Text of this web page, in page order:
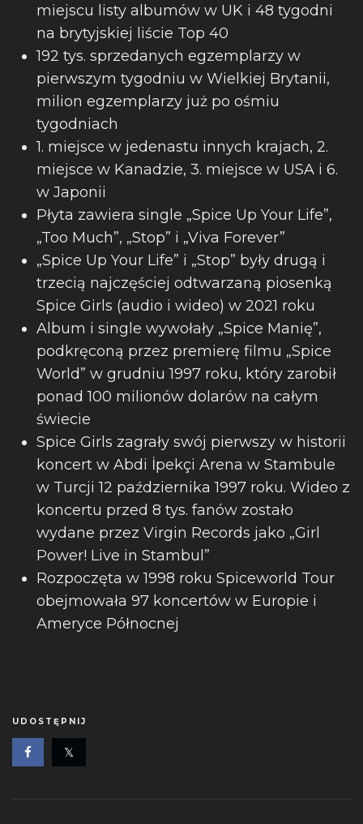
miejscu listy albumów w UK i 48 tygodni
na brytyjskiej liście Top 40
192 tys. sprzedanych egzemplarzy w
pierwszym tygodniu w Wielkiej Brytanii,
milion egzemplarzy już po ośmiu
tygodniach
1. miejsce w jedenastu innych krajach, 2.
miejsce w Kanadzie, 3. miejsce w USA i 6.
w Japonii
Płyta zawiera single „Spice Up Your Life”,
„Too Much”, „Stop” i „Viva Forever”
„Spice Up Your Life” i „Stop” były drugą i
trzecią najczęściej odtwarzaną piosenką
Spice Girls (audio i wideo) w 2021 roku
Album i single wywołały „Spice Manię”,
podkręconą przez premierę filmu „Spice
World” w grudniu 1997 roku, który zarobił
ponad 100 milionów dolarów na całym
świecie
Spice Girls zagrały swój pierwszy w historii
koncert w Abdi İpekçi Arena w Stambule
w Turcji 12 października 1997 roku. Wideo z
koncertu przed 8 tys. fanów zostało
wydane przez Virgin Records jako „Girl
Power! Live in Stambul”
Rozpoczęta w 1998 roku Spiceworld Tour
obejmowała 97 koncertów w Europie i
Ameryce Północnej
UDOSTĘPNIJ